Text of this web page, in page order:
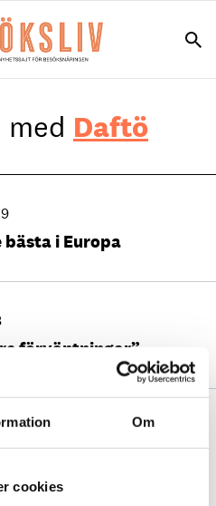
Om
cookies
med Daftö
i Europa
förväntningar”
fem stjärnor i tysk